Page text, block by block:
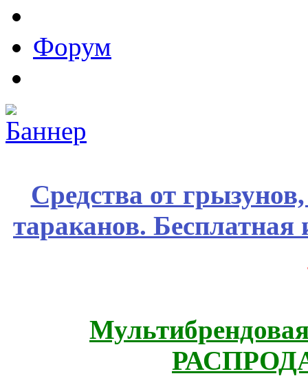
Форум
Средства от
тараканов.